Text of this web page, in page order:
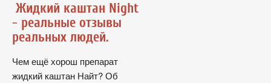
Жидкий каштан Night
- реальные отзывы
реальных людей.
Чем ещё хорош препарат
жидкий каштан Найт? Об